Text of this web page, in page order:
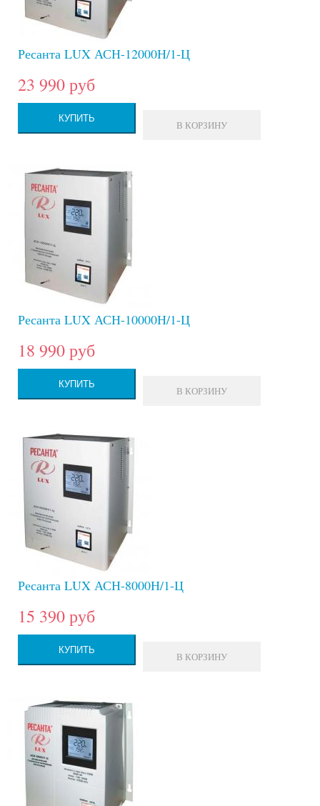
Ресанта LUX АСН-12000Н/1-Ц
23 990 руб
КУПИТЬ
В КОРЗИНУ
Ресанта LUX АСН-10000Н/1-Ц
18 990 руб
КУПИТЬ
В КОРЗИНУ
Ресанта LUX АСН-8000Н/1-Ц
15 390 руб
КУПИТЬ
В КОРЗИНУ